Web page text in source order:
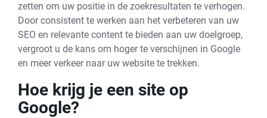
zetten om uw positie in de zoekresultaten te verhogen.
Door consistent te werken aan het verbeteren van uw
SEO en relevante content te bieden aan uw doelgroep,
vergroot u de kans om hoger te verschijnen in Google
en meer verkeer naar uw website te trekken.
Hoe krijg je een site op
Google?